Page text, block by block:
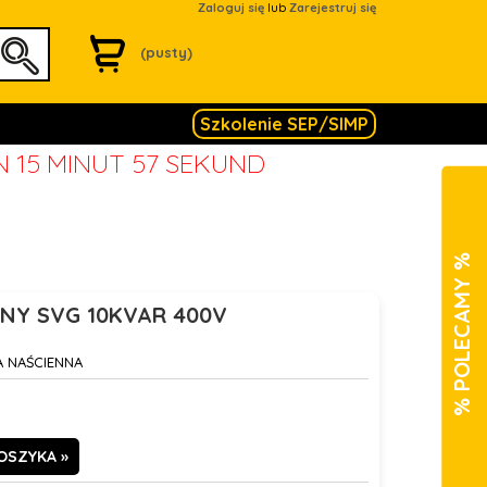
Zaloguj się lub Zarejestruj się
(pusty)
Szkolenie SEP/SIMP
15 MINUT 57 SEKUND
SVG 10KVAR 400V
NAŚCIENNA % POLECAMY %